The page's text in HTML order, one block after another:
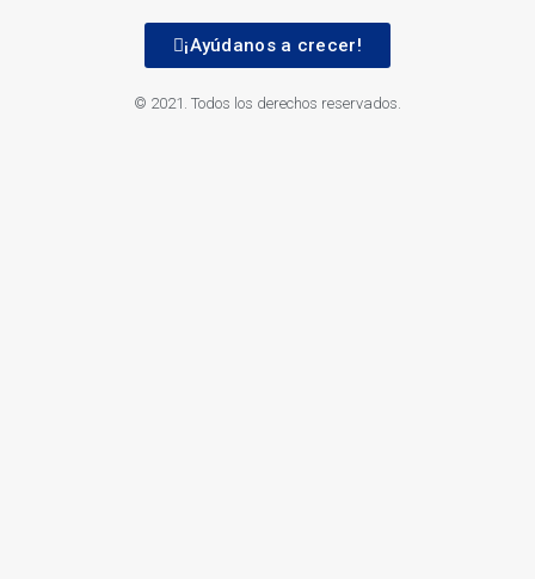
¡Ayúdanos a crecer!
© 2021. Todos los derechos reservados.